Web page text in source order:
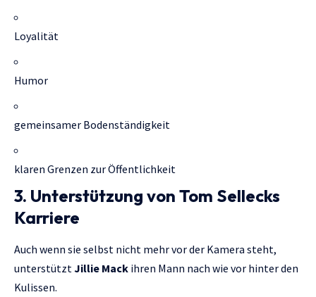
Loyalität
Humor
gemeinsamer Bodenständigkeit
klaren Grenzen zur Öffentlichkeit
3. Unterstützung von Tom Sellecks
Karriere
Auch wenn sie selbst nicht mehr vor der Kamera steht,
unterstütztJillie Mack ihren Mann nach wie vor hinter den
Kulissen.